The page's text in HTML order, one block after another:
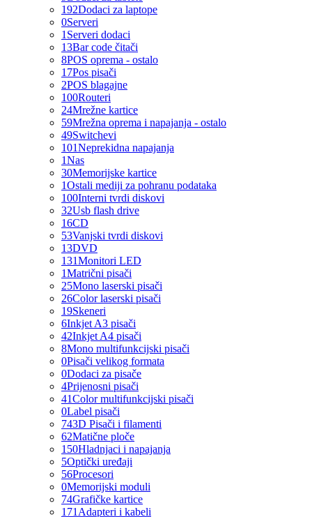
192Dodaci za laptope
0Serveri
1 Serveri dodaci
13Bar code čitači
8POS oprema - ostalo
17Pos pisači
2POS blagajne
100Routeri
24Mrežne kartice
59Mrežna oprema i napajanja - ostalo
49Switchevi
101Neprekidna napajanja
1Nas
30Memorijske kartice
1Ostali mediji za pohranu podataka
100Interni tvrdi diskovi
32Usb flash drive
16CD
53Vanjski tvrdi diskovi
13DVD
131Monitori LED
1Matrični pisači
25Mono laserski pisači
26Color laserski pisači
19Skeneri
6Inkjet A3 pisači
42Inkjet A4 pisači
8Mono multifunkcijski pisači
0Pisači velikog formata
0Dodaci za pisače
4Prijenosni pisači
41Color multifunkcijski pisači
0Label pisači
743D Pisači i filamenti
62Matične ploče
150Hladnjaci i napajanja
5Optički uređaji
56Procesori
0Memorijski moduli
74Grafičke kartice
171 Adapteri i kabeli